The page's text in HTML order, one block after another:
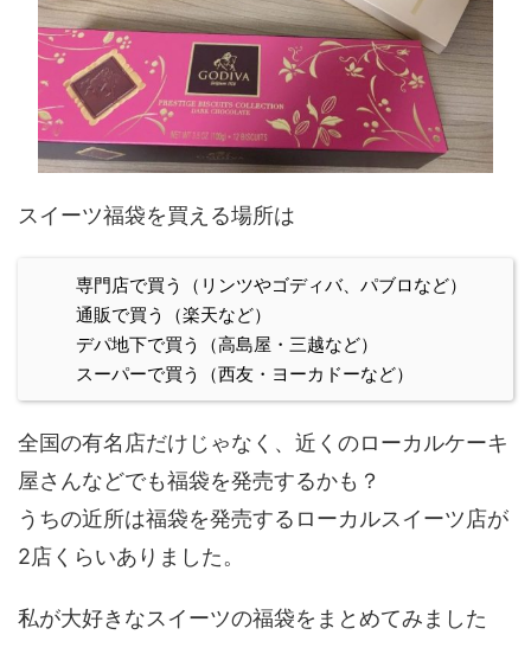
スイーツ福袋を買える場所は
専門店で買う（リンツやゴディバ、パブロなど）
通販で買う（楽天など）
デパ地下で買う（高島屋・三越など）
スーパーで買う（西友・ヨーカドーなど）
全国の有名店だけじゃなく、近くのローカルケーキ
屋さんなどでも福袋を発売するかも？
うちの近所は福袋を発売するローカルスイーツ店が
2店くらいありました。
私が大好きなスイーツの福袋をまとめてみました